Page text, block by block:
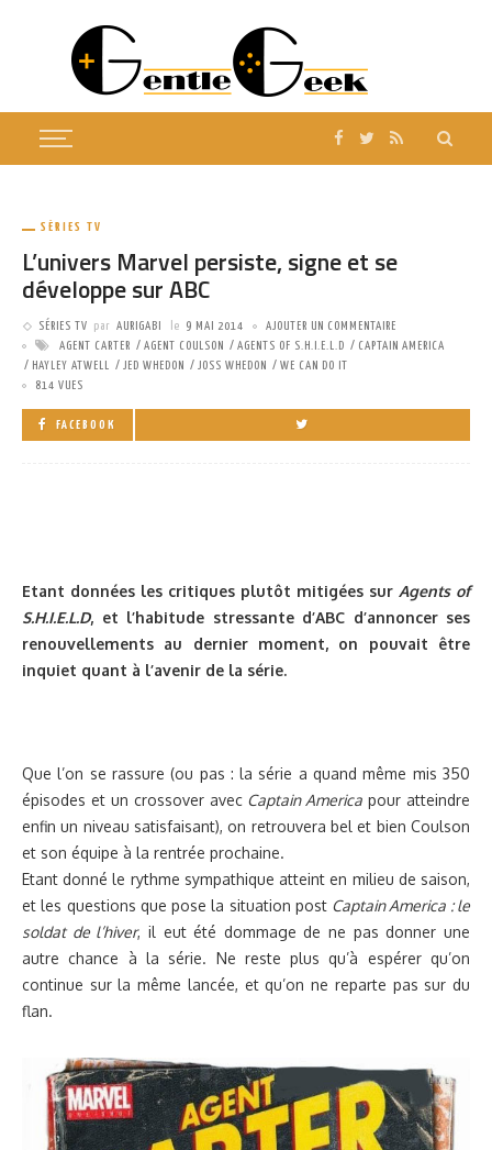
SÉRIES TV
L’univers Marvel persiste, signe et se
développe sur ABC
SÉRIES TV par AURIGABI le 9 MAI 2014
AJOUTER UN COMMENTAIRE
AGENT CARTER
AGENT COULSON AGENTS OF S.H.I.E.L.D
CAPTAIN AMERICA
HAYLEY ATWELL
JED WHEDON JOSS WHEDON
WE CAN DO IT
814 VUES
FACEBOOK
Etant données les critiques plutôt mitigées sur Agents of
S.H.I.E.L.D, et l’habitude stressante d’ABC d’annoncer ses
renouvellements au dernier moment, on pouvait être
inquiet quant à l’avenir de la série.
Que l’on se rassure (ou pas : la série a quand même mis 350
épisodes et un crossover avec Captain America pour atteindre
enfin un niveau satisfaisant), on retrouvera bel et bien Coulson
et son équipe à la rentrée prochaine.
Etant donné le rythme sympathique atteint en milieu de saison,
et les questions que pose la situation post Captain America : le
soldat de l’hiver, il eut été dommage de ne pas donner une
autre chance à la série. Ne reste plus qu’à espérer qu’on
continue sur la même lancée, et qu’on ne reparte pas sur du
flan.